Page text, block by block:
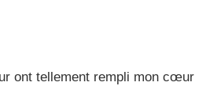
ont tellement rempli mon cœur